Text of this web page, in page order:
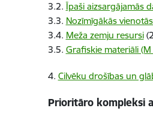
3.2.Īpaši aizsargājamās
3.3. Nozīmīgākās
3.4. Meža zemju resursi
3.5. Grafiskie materiāli
4. Cilvēku drošības un
Prioritāro kompleksi